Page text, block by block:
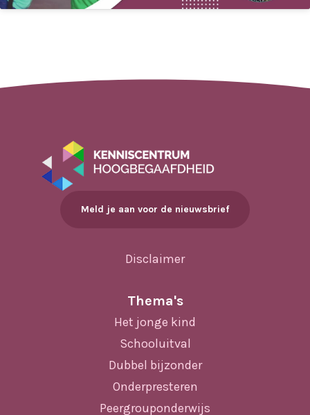
Meld je aan voor de nieuwsbrief
Disclaimer
Thema's
Het jonge kind
Schooluitval
Dubbel bijzonder
Onderpresteren
Peergrouponderwijs